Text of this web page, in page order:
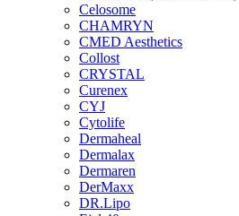
Celosome
CHAMRYN
CMED Aesthetics
Collost
CRYSTAL
Curenex
CYJ
Cytolife
Dermaheal
Dermalax
Dermaren
DerMaxx
DR.Lipo